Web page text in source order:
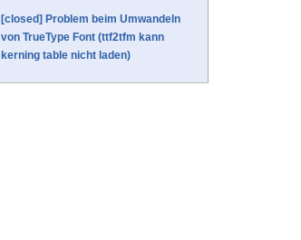
[closed] Problem beim Umwandeln
von TrueType Font (ttf2tfm kann
kerning table nicht laden)